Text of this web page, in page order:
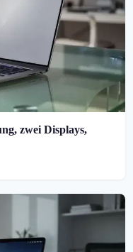
zwei Displays,